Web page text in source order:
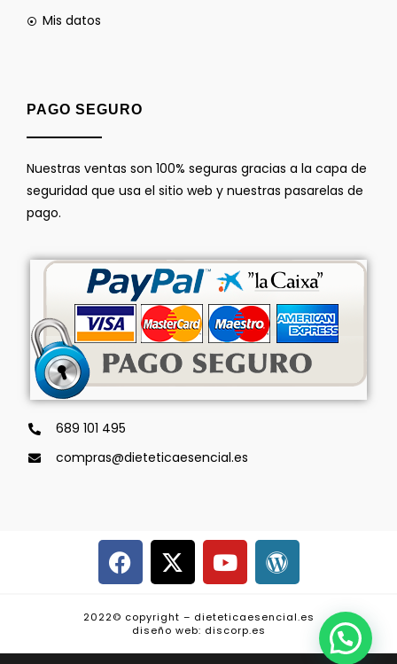
Mis datos
PAGO SEGURO
Nuestras ventas son 100% seguras gracias a la capa de
seguridad que usa el sitio web y nuestras pasarelas de
pago.
689 101 495
compras@dieteticaesencial.es
2022© copyright – dieteticaesencial.es
diseño web: discorp.es